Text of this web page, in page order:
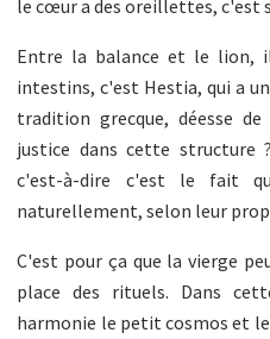
le cœur a des oreillettes, c'est
Entre la balance et le lion,
intestins, c'est Hestia, qui a
tradition grecque, déesse
justice dans cette structure
c'est-à-dire c'est le fait
naturellement, selon leur
C'est pour ça que la vierge
place des rituels. Dans
harmonie le petit cosmos et